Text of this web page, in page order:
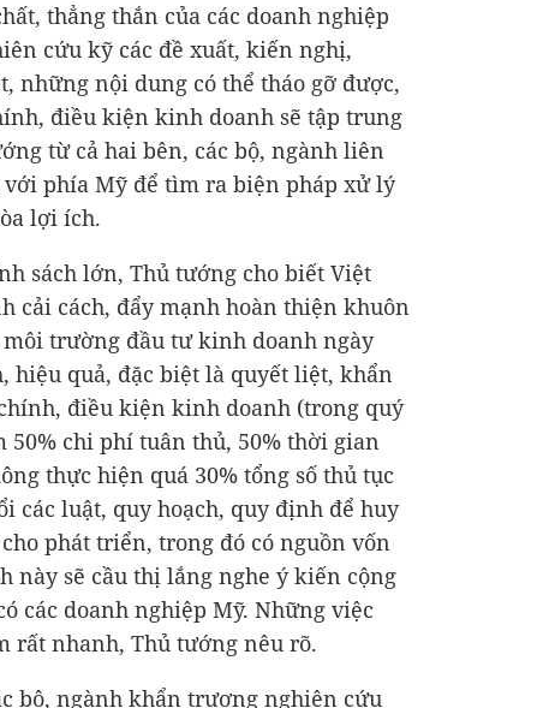
thẳng thắn của các doanh nghiệp
cứu kỹ các đề xuất, kiến nghị,
những nội dung có thể tháo gỡ được,
điều kiện kinh doanh sẽ tập trung
từ cả hai bên, các bộ, ngành liên
phía Mỹ để tìm ra biện pháp xử lý
lợi ích.
sách lớn, Thủ tướng cho biết Việt
cải cách, đẩy mạnh hoàn thiện khuôn
trường đầu tư kinh doanh ngày
hiệu quả, đặc biệt là quyết liệt, khẩn
điều kiện kinh doanh (trong quý
50% chi phí tuân thủ, 50% thời gian
thực hiện quá 30% tổng số thủ tục
các luật, quy hoạch, quy định để huy
phát triển, trong đó có nguồn vốn
này sẽ cầu thị lắng nghe ý kiến cộng
các doanh nghiệp Mỹ. Những việc
rất nhanh, Thủ tướng nêu rõ.
bộ, ngành khẩn trương nghiên cứu